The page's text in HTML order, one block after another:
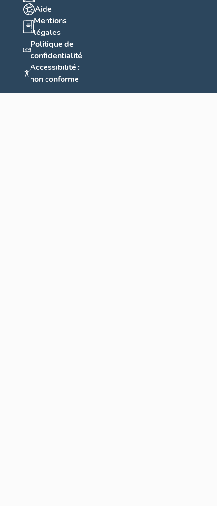
Aide
Mentions
légales
Politique de
confidentialité
Accessibilité :
non conforme